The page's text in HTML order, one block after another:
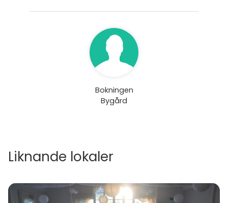
Bokningen
Bygård
Liknande lokaler